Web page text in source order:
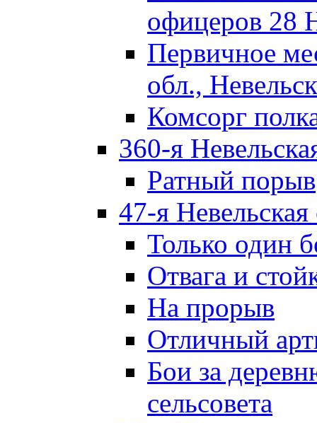
офицеров 28
Первичное
обл.,
Комсорг
360-я
Ратный порыв
47-я Невельская
Только один
Отвага и
На прорыв
Отличный
Бои за
сельсовета